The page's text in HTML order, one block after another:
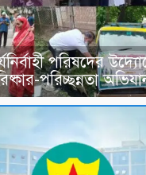
পরিষদের
পরিচ্ছন্নতা